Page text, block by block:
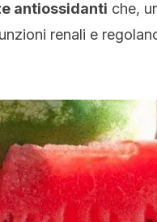
antiossidanti che,
renali e